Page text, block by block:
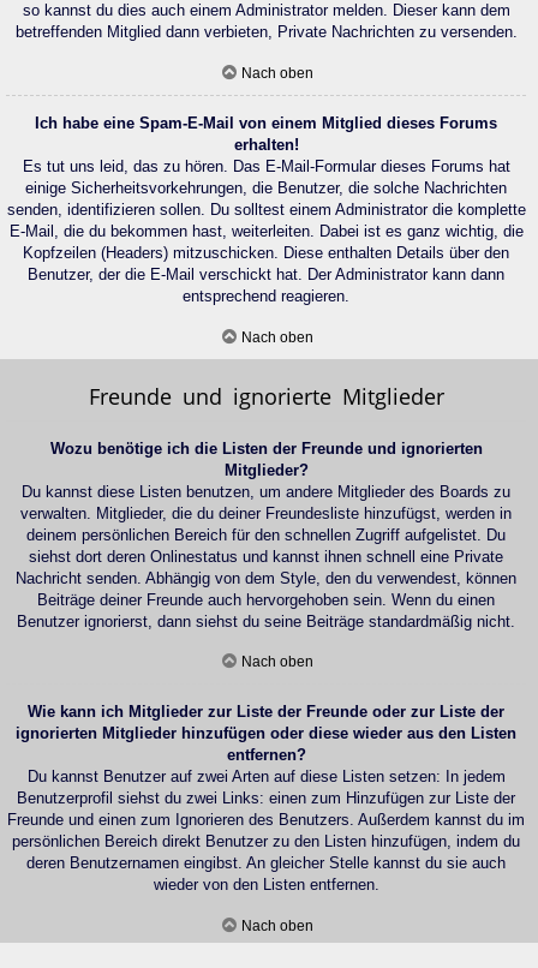
so kannst du dies auch einem Administrator melden. Dieser kann dem
betreffenden Mitglied dann verbieten, Private Nachrichten zu versenden.
Nach oben
Ich habe eine Spam-E-Mail von einem Mitglied dieses Forums
erhalten!
Es tut uns leid, das zu hören. Das E-Mail-Formular dieses Forums hat
einige Sicherheitsvorkehrungen, die Benutzer, die solche Nachrichten
senden, identifizieren sollen. Du solltest einem Administrator die komplette
E-Mail, die du bekommen hast, weiterleiten. Dabei ist es ganz wichtig, die
Kopfzeilen (Headers) mitzuschicken. Diese enthalten Details über den
Benutzer, der die E-Mail verschickt hat. Der Administrator kann dann
entsprechend reagieren.
Nach oben
Freunde und ignorierte Mitglieder
Wozu benötige ich die Listen der Freunde und ignorierten
Mitglieder?
Du kannst diese Listen benutzen, um andere Mitglieder des Boards zu
verwalten. Mitglieder, die du deiner Freundesliste hinzufügst, werden in
deinem persönlichen Bereich für den schnellen Zugriff aufgelistet. Du
siehst dort deren Onlinestatus und kannst ihnen schnell eine Private
Nachricht senden. Abhängig von dem Style, den du verwendest, können
Beiträge deiner Freunde auch hervorgehoben sein. Wenn du einen
Benutzer ignorierst, dann siehst du seine Beiträge standardmäßig nicht.
Nach oben
Wie kann ich Mitglieder zur Liste der Freunde oder zur Liste der
ignorierten Mitglieder hinzufügen oder diese wieder aus den Listen
entfernen?
Du kannst Benutzer auf zwei Arten auf diese Listen setzen: In jedem
Benutzerprofil siehst du zwei Links: einen zum Hinzufügen zur Liste der
Freunde und einen zum Ignorieren des Benutzers. Außerdem kannst du im
persönlichen Bereich direkt Benutzer zu den Listen hinzufügen, indem du
deren Benutzernamen eingibst. An gleicher Stelle kannst du sie auch
wieder von den Listen entfernen.
Nach oben